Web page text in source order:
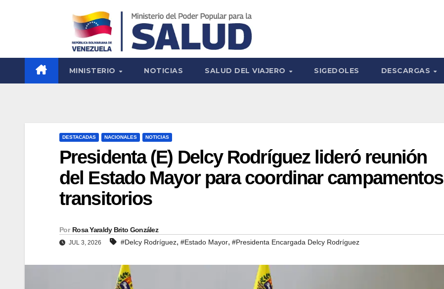
MINISTERIO NOTICIAS SALUD DEL VIAJERO SIGEDOLES DESCARGAS
DESTACADAS NACIONALES NOTICIAS
Presidenta (E) Delcy Rodríguez lideró reunión
del Estado Mayor para coordinar campamentos
transitorios
Por Rosa Yaraldy Brito González
JUL 3, 2026 #Delcy Rodríguez, #Estado Mayor, #Presidenta Encargada Delcy Rodríguez